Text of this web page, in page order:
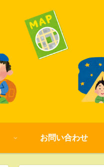
お問い合わせ